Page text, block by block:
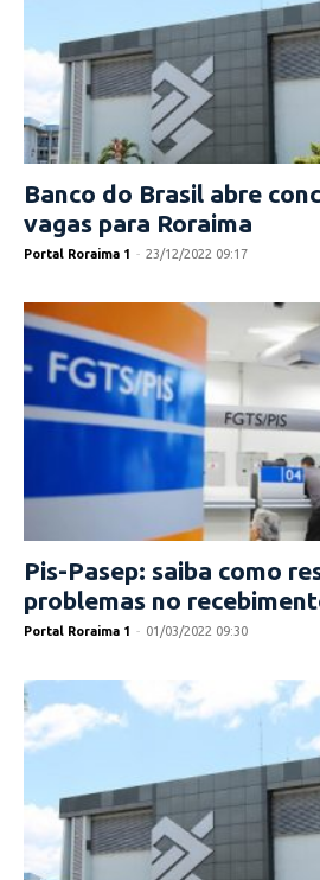
Banco do Brasil abre
vagas para Roraima
Portal Roraima 1 - 23/12/2022 09:17
Pis-Pasep: saiba como
problemas no
Portal Roraima 1 - 01/03/2022 09:30